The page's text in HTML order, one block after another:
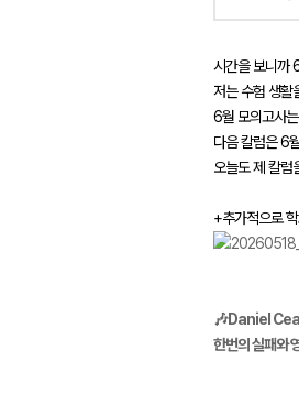
시간을 보니까
저는 수험 생활
6월 모의고사
다음 칼럼은 6
오늘도 제 칼럼
+추가적으로
🎶Daniel
한번의 실패와